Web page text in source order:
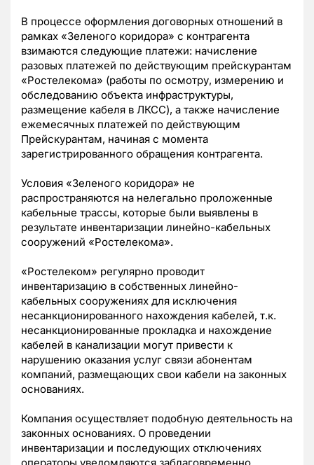
В процессе оформления договорных отношений в
рамках «Зеленого коридора» с контрагента
взимаются следующие платежи: начисление
разовых платежей по действующим прейскурантам
«Ростелекома» (работы по осмотру, измерению и
обследованию объекта инфраструктуры,
размещение кабеля в ЛКСС), а также начисление
ежемесячных платежей по действующим
Прейскурантам, начиная с момента
зарегистрированного обращения контрагента.
Условия «Зеленого коридора» не
распространяются на нелегально проложенные
кабельные трассы, которые были выявлены в
результате инвентаризации линейно-кабельных
сооружений «Ростелекома».
«Ростелеком» регулярно проводит
инвентаризацию в собственных линейно-
кабельных сооружениях для исключения
несанкционированного нахождения кабелей, т.к.
несанкционированные прокладка и нахождение
кабелей в канализации могут привести к
нарушению оказания услуг связи абонентам
компаний, размещающих свои кабели на законных
основаниях.
Компания осуществляет подобную деятельность на
законных основаниях. О проведении
инвентаризации и последующих отключениях